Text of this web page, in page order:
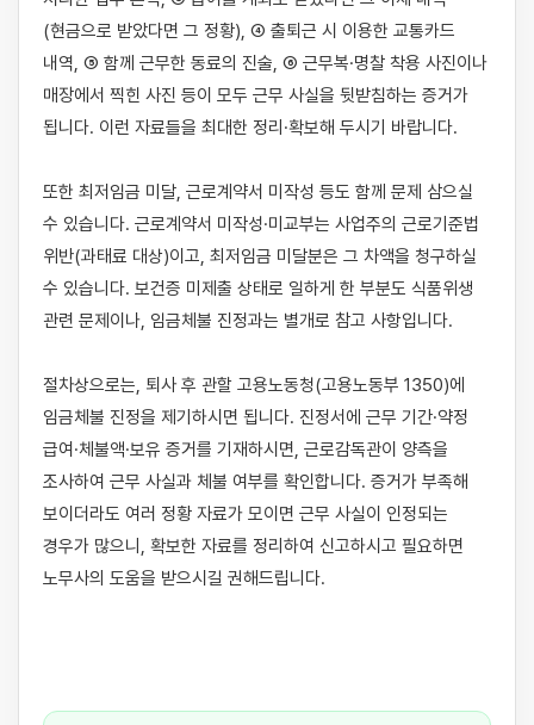
(현금으로 받았다면 그 정황), ④ 출퇴근 시 이용한 교통카드
내역, ⑤ 함께 근무한 동료의 진술, ⑥ 근무복·명찰 착용 사진이나
매장에서 찍힌 사진 등이 모두 근무 사실을 뒷받침하는 증거가
됩니다. 이런 자료들을 최대한 정리·확보해 두시기 바랍니다.
또한 최저임금 미달, 근로계약서 미작성 등도 함께 문제 삼으실
수 있습니다. 근로계약서 미작성·미교부는 사업주의 근로기준법
위반(과태료 대상)이고, 최저임금 미달분은 그 차액을 청구하실
수 있습니다. 보건증 미제출 상태로 일하게 한 부분도 식품위생
관련 문제이나, 임금체불 진정과는 별개로 참고 사항입니다.
절차상으로는, 퇴사 후 관할 고용노동청(고용노동부 1350)에
임금체불 진정을 제기하시면 됩니다. 진정서에 근무 기간·약정
급여·체불액·보유 증거를 기재하시면, 근로감독관이 양측을
조사하여 근무 사실과 체불 여부를 확인합니다. 증거가 부족해
보이더라도 여러 정황 자료가 모이면 근무 사실이 인정되는
경우가 많으니, 확보한 자료를 정리하여 신고하시고 필요하면
노무사의 도움을 받으시길 권해드립니다.